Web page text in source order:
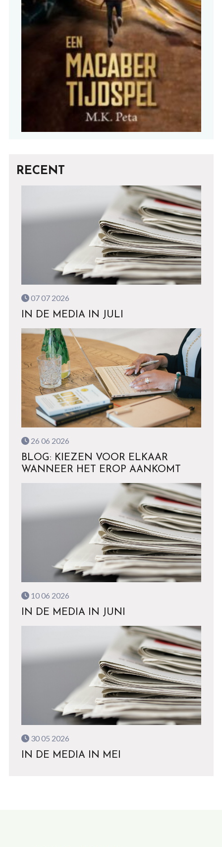
RECENT
07 07 2026
IN DE MEDIA IN JULI
26 06 2026
BLOG: KIEZEN VOOR ELKAAR
WANNEER HET EROP AANKOMT
10 06 2026
IN DE MEDIA IN JUNI
30 05 2026
IN DE MEDIA IN MEI